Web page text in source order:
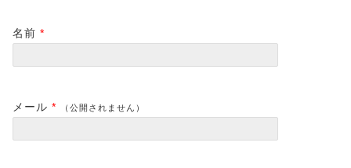
名前 *
メール * （公開されません）